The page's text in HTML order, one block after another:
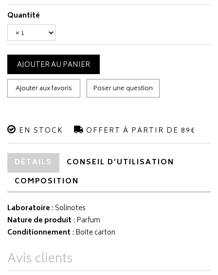
Quantité
AJOUTER AU PANIER
Ajouter aux favoris Poser une question
EN STOCK OFFERT À PARTIR DE 89€
DÉTAILS
CONSEIL D’UTILISATION
COMPOSITION
Laboratoire :Solinotes
Nature de produit : Parfum
Conditionnement : Boite carton
Avis clients